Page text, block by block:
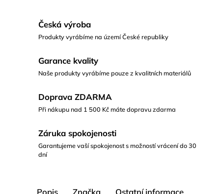
Česká výroba
Produkty vyrábíme na území České republiky
Garance kvality
Naše produkty vyrábíme pouze z kvalitních materiálů
Doprava ZDARMA
Při nákupu nad 1 500 Kč máte dopravu zdarma
Záruka spokojenosti
Garantujeme vaší spokojenost s možností vrácení do 30
dní
Popis Značka Ostatní informace